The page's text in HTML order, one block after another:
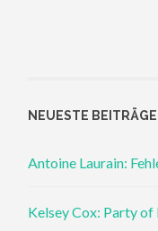
NEUESTE BEITRÄGE
Antoine Laurain:
Kelsey Cox: Party of